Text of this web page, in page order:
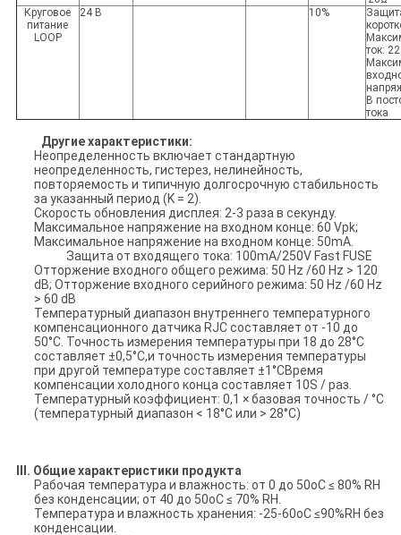
Круговое
питание
LOOP
24 В 10%
ток:
В
тока
Другие характеристики:
Неопределенность включает стандартную
неопределенность, гистерез, нелинейность,
повторяемость и типичную долгосрочную стабильность
за указанный период (K = 2).
Скорость обновления дисплея: 2-3 раза в секунду.
Максимальное напряжение на входном конце: 60 Vpk;
Максимальное напряжение на входном конце: 50mA.
Защита от входящего тока: 100mA/250V Fast FUSE
Отторжение входного общего режима: 50 Hz /60 Hz > 120
dB; Отторжение входного серийного режима: 50 Hz /60 Hz
> 60 dB
Температурный диапазон внутреннего температурного
компенсационного датчика RJC составляет от -10 до
50°C. Точность измерения температуры при 18 до 28°C
составляет ±0,5°C,и точность измерения температуры
при другой температуре составляет ±1°CВремя
компенсации холодного конца составляет 10S / раз.
Температурный коэффициент: 0,1 × базовая точность / °C
(температурный диапазон < 18°C или > 28°C)
III. Общие характеристики продукта
Рабочая температура и влажность: от 0 до 50oC ≤ 80% RH
без конденсации; от 40 до 50oC ≤ 70% RH.
Температура и влажность хранения: -25-60oC ≤90%RH без
конденсации.